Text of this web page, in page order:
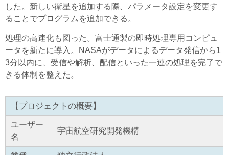
した。新しい衛星を追加する際、パラメータ設定を変更す
ることでプログラムを追加できる。
処理の高速化も図った。富士通製の即時処理専用コンピュ
ータを新たに導入。NASAがデータによるデータ発信から1
3分以内に、受信や解析、配信といった一連の処理を完了で
きる体制を整えた。
【プロジェクトの概要】
ユーザー
名
宇宙航空研究開発機構